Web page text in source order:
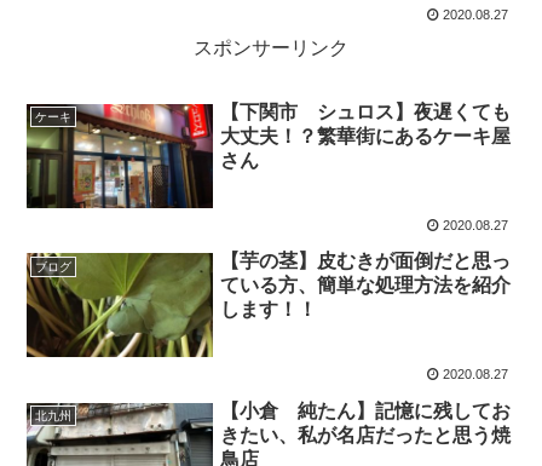
2020.08.27
スポンサーリンク
ケーキ
【下関市 シュロス】夜遅くても
大丈夫！？繁華街にあるケーキ屋
さん
2020.08.27
ブログ
【芋の茎】皮むきが面倒だと思っ
ている方、簡単な処理方法を紹介
します！！
2020.08.27
北九州
【小倉 純たん】記憶に残してお
きたい、私が名店だったと思う焼
鳥店